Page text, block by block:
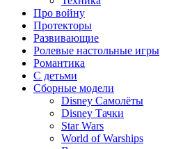
Про войну
Протекторы
Развивающие
Ролевые настольные игры
Романтика
С детьми
Сборные модели
Disney Самолёты
Disney Тачки
Star Wars
World of Warships